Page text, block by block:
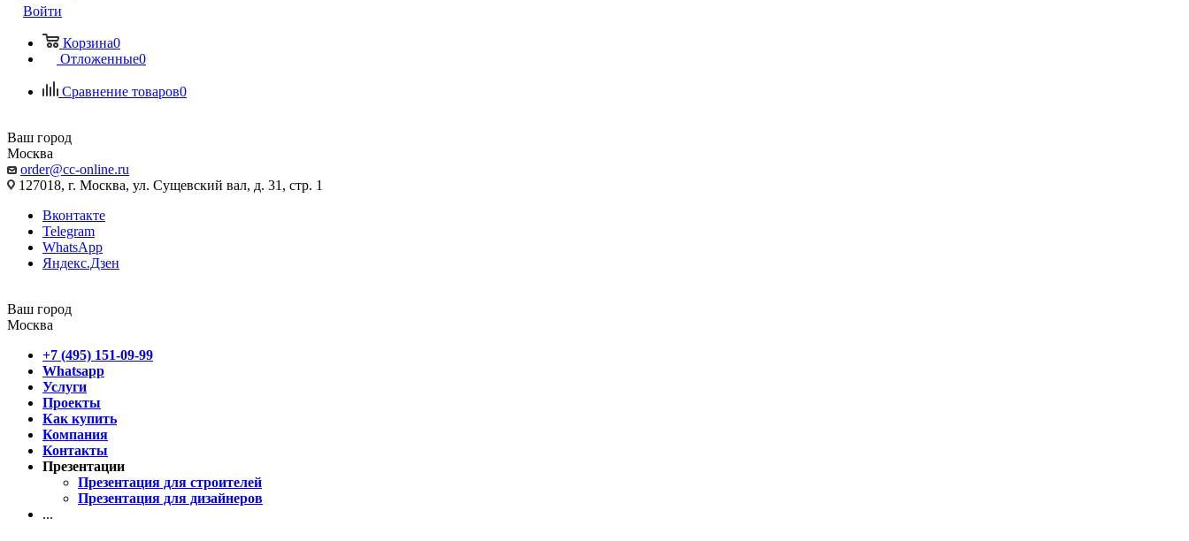
Войти
Корзина0
Отложенные0
Сравнение товаров0
Ваш город
Москва
order@cc-online.ru
127018, г. Москва, ул. Сущевский вал, д. 31, стр. 1
Вконтакте
Telegram
WhatsApp
Яндекс.Дзен
Ваш город
Москва
+7 (495) 151-09-99
Whatsapp
Услуги
Проекты
Как купить
Компания
Контакты
Презентации
Презентация для строителей
Презентация для дизайнеров
...